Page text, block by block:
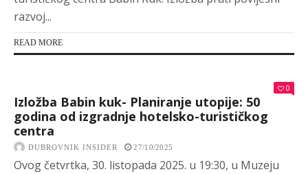
razvoj...
READ MORE
0
Izložba Babin kuk- Planiranje utopije: 50
godina od izgradnje hotelsko-turističkog
centra
DUBROVNIK INSIDER 27/10/2025
Ovog četvrtka, 30. listopada 2025. u 19:30, u Muzeju